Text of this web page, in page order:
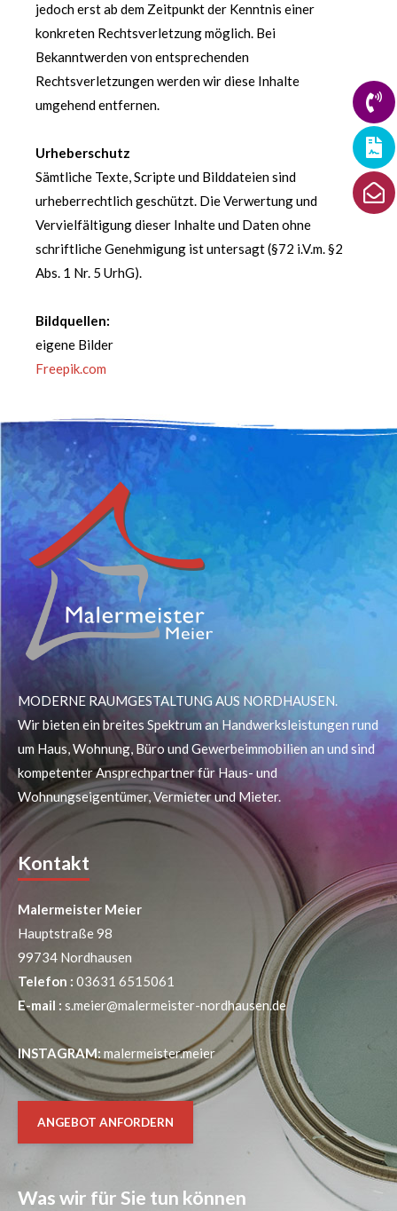
jedoch erst ab dem Zeitpunkt der Kenntnis einer
konkreten Rechtsverletzung möglich. Bei
Bekanntwerden von entsprechenden
Rechtsverletzungen werden wir diese Inhalte
umgehend entfernen.
Urheberschutz
Sämtliche Texte, Scripte und Bilddateien sind
urheberrechtlich geschützt. Die Verwertung und
Vervielfältigung dieser Inhalte und Daten ohne
schriftliche Genehmigung ist untersagt (§72 i.V.m. §2
Abs. 1 Nr. 5 UrhG).
Bildquellen:
eigene Bilder
Freepik.com
MODERNE RAUMGESTALTUNG AUS NORDHAUSEN.
Wir bieten ein breites Spektrum an Handwerksleistungen rund
um Haus, Wohnung, Büro und Gewerbeimmobilien an und sind
kompetenter Ansprechpartner für Haus- und
Wohnungseigentümer, Vermieter und Mieter.
Kontakt
Malermeister Meier
Hauptstraße 98
99734 Nordhausen
Telefon : 03631 6515061
E-mail : s.meier@malermeister-nordhausen.de
INSTAGRAM: malermeister.meier
ANGEBOT ANFORDERN
Was wir für Sie tun können